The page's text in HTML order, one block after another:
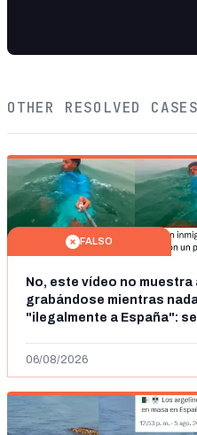
OTHER RESOLVED CASES
FALSO
No, este vídeo no muestra
grabándose mientras
"ilegalmente a España":
06/08/2026